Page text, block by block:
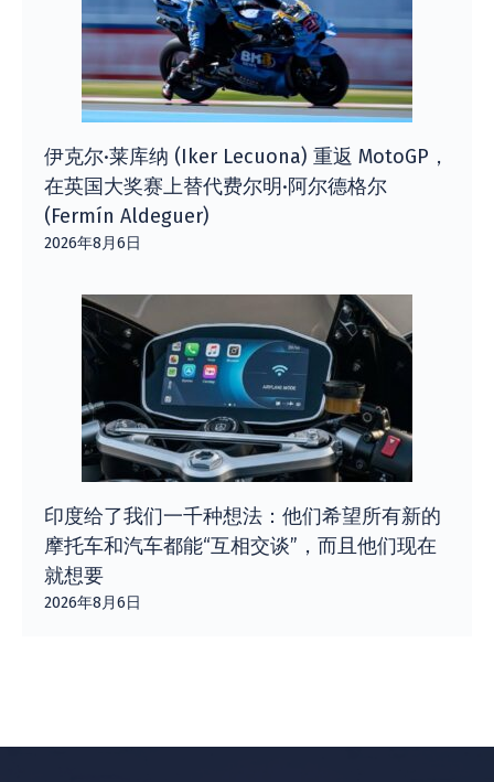
伊克尔·莱库纳 (Iker Lecuona) 重返 MotoGP，
在英国大奖赛上替代费尔明·阿尔德格尔
(Fermín Aldeguer)
2026年8月6日
印度给了我们一千种想法：他们希望所有新的
摩托车和汽车都能“互相交谈”，而且他们现在
就想要
2026年8月6日